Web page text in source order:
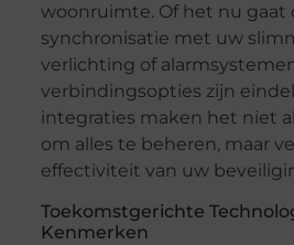
woonruimte. Of het nu gaat
synchronisatie met uw
verlichting of
verbindingsopties zijn
integraties maken het niet
om alles te beheren, maar
effectiviteit van uw
Toekomstgerichte
Kenmerken